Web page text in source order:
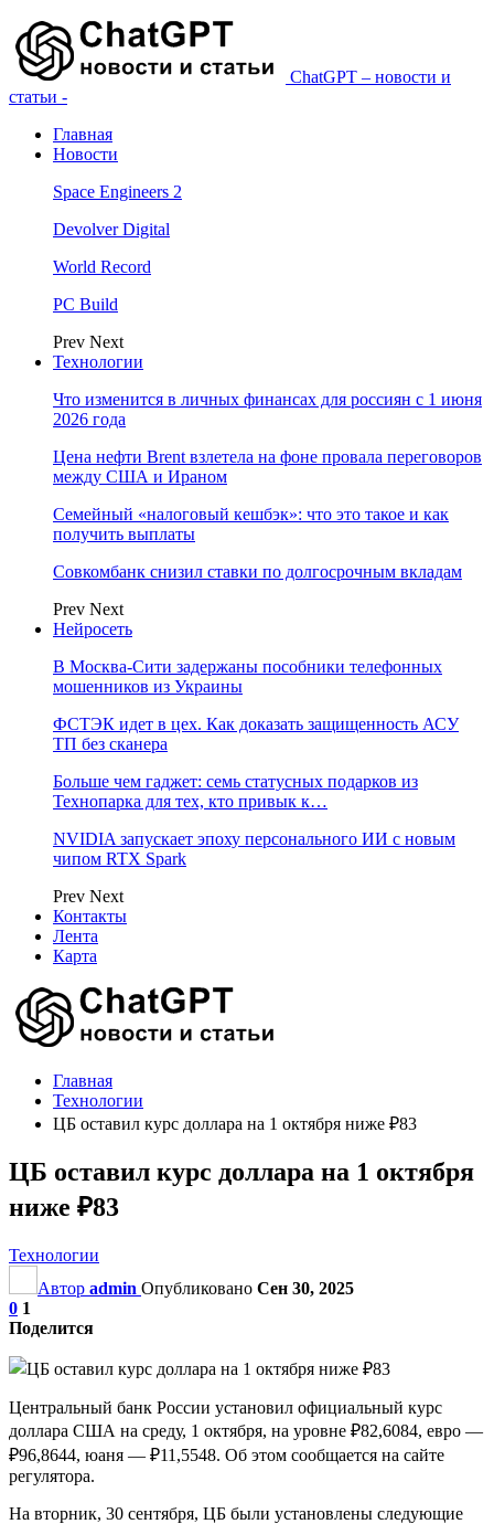
ChatGPT – новости и
статьи -
Главная
Новости
Space Engineers 2
Devolver Digital
World Record
PC Build
Prev Next
Технологии
Что изменится в личных финансах для россиян с 1 июня
2026 года
Цена нефти Brent взлетела на фоне провала переговоров
между США и Ираном
Семейный «налоговый кешбэк»: что это такое и как
получить выплаты
Совкомбанк снизил ставки по долгосрочным вкладам
Prev Next
Нейросеть
В Москва-Сити задержаны пособники телефонных
мошенников из Украины
ФСТЭК идет в цех. Как доказать защищенность АСУ
ТП без сканера
Больше чем гаджет: семь статусных подарков из
Технопарка для тех, кто привык к…
NVIDIA запускает эпоху персонального ИИ с новым
чипом RTX Spark
Prev Next
Контакты
Лента
Карта
Главная
Технологии
ЦБ оставил курс доллара на 1 октября ниже ₽83
ЦБ оставил курс доллара на 1 октября
ниже ₽83
Технологии
Автор admin Опубликовано Сен 30, 2025
0 1
Поделится
Центральный банк России установил официальный курс
доллара США на среду, 1 октября, на уровне ₽82,6084, евро —
₽96,8644, юаня — ₽11,5548. Об этом сообщается на сайте
регулятора.
На вторник, 30 сентября, ЦБ были установлены следующие